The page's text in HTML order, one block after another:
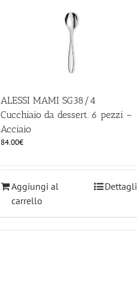
ALESSI MAMI SG38/4
Cucchiaio da dessert. 6 pezzi –
Acciaio
84.00€
Aggiungi al
carrello
Dettagli